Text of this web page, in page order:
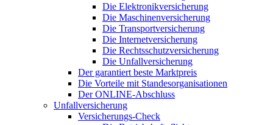
Die Elektronikversicherung
Die Maschinenversicherung
Die Transportversicherung
Die Internetversicherung
Die Rechtsschutzversicherung
Die Unfallversicherung
Der garantiert beste Marktpreis
Die Vorteile mit Standesorganisationen
Der ONLINE-Abschluss
Unfallversicherung
Versicherungs-Check